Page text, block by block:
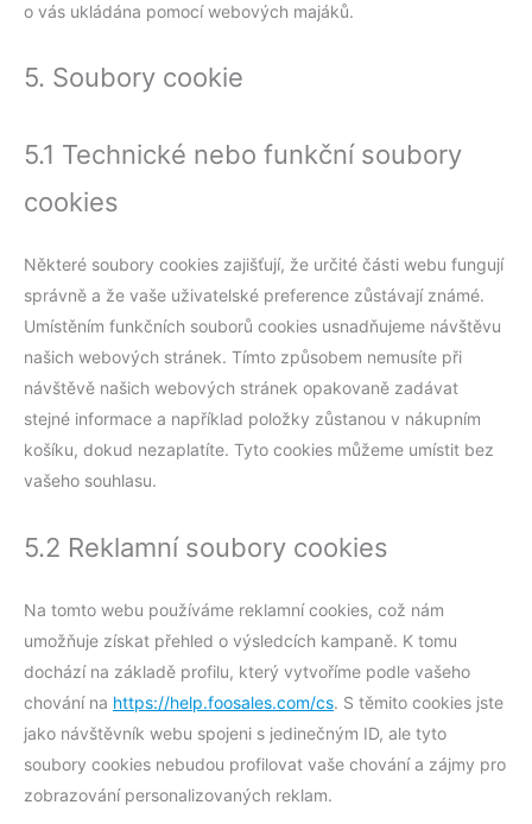
o vás ukládána pomocí webových majáků.
5. Soubory cookie
5.1 Technické nebo funkční soubory
cookies
Některé soubory cookies zajišťují, že určité části webu fungují
správně a že vaše uživatelské preference zůstávají známé.
Umístěním funkčních souborů cookies usnadňujeme návštěvu
našich webových stránek. Tímto způsobem nemusíte při
návštěvě našich webových stránek opakovaně zadávat
stejné informace a například položky zůstanou v nákupním
košíku, dokud nezaplatíte. Tyto cookies můžeme umístit bez
vašeho souhlasu.
5.2 Reklamní soubory cookies
Na tomto webu používáme reklamní cookies, což nám
umožňuje získat přehled o výsledcích kampaně. K tomu
dochází na základě profilu, který vytvoříme podle vašeho
chování na https://help.foosales.com/cs. S těmito cookies jste
jako návštěvník webu spojeni s jedinečným ID, ale tyto
soubory cookies nebudou profilovat vaše chování a zájmy pro
zobrazování personalizovaných reklam.